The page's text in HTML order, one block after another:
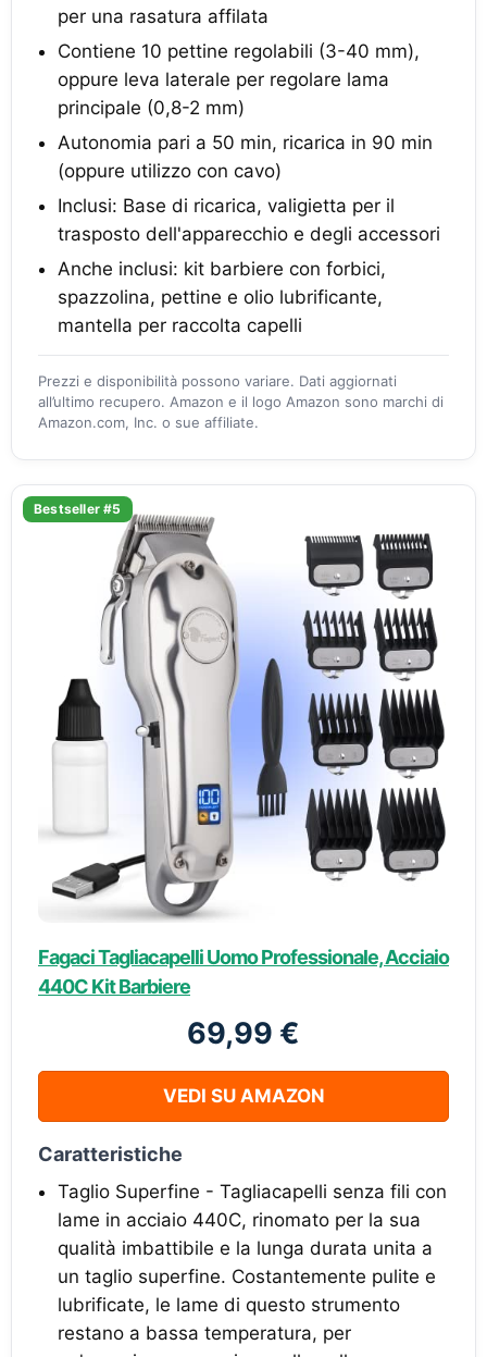
per una rasatura affilata
Contiene 10 pettine regolabili (3-40 mm),
oppure leva laterale per regolare lama
principale (0,8-2 mm)
Autonomia pari a 50 min, ricarica in 90 min
(oppure utilizzo con cavo)
Inclusi: Base di ricarica, valigietta per il
trasposto dell'apparecchio e degli accessori
Anche inclusi: kit barbiere con forbici,
spazzolina, pettine e olio lubrificante,
mantella per raccolta capelli
Prezzi e disponibilità possono variare. Dati aggiornati
all’ultimo recupero. Amazon e il logo Amazon sono marchi di
Amazon.com, Inc. o sue affiliate.
Bestseller #5
Fagaci Tagliacapelli Uomo Professionale, Acciaio
440C Kit Barbiere
69,99 €
VEDI SU AMAZON
Caratteristiche
Taglio Superfine - Tagliacapelli senza fili con
lame in acciaio 440C, rinomato per la sua
qualità imbattibile e la lunga durata unita a
un taglio superfine. Costantemente pulite e
lubrificate, le lame di questo strumento
restano a bassa temperatura, per